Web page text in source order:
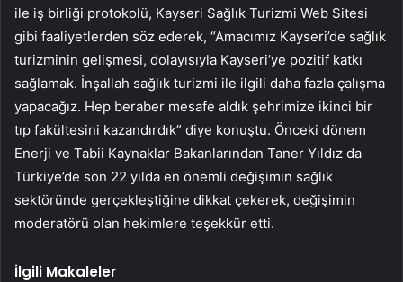
ile iş birliği protokolü, Kayseri Sağlık Turizmi Web Sitesi
gibi faaliyetlerden söz ederek, “Amacımız Kayseri’de sağlık
turizminin gelişmesi, dolayısıyla Kayseri’ye pozitif katkı
sağlamak. İnşallah sağlık turizmi ile ilgili daha fazla çalışma
yapacağız. Hep beraber mesafe aldık şehrimize ikinci bir
tıp fakültesini kazandırdık” diye konuştu. Önceki dönem
Enerji ve Tabii Kaynaklar Bakanlarından Taner Yıldız da
Türkiye’de son 22 yılda en önemli değişimin sağlık
sektöründe gerçekleştiğine dikkat çekerek, değişimin
moderatörü olan hekimlere teşekkür etti.
İlgili Makaleler